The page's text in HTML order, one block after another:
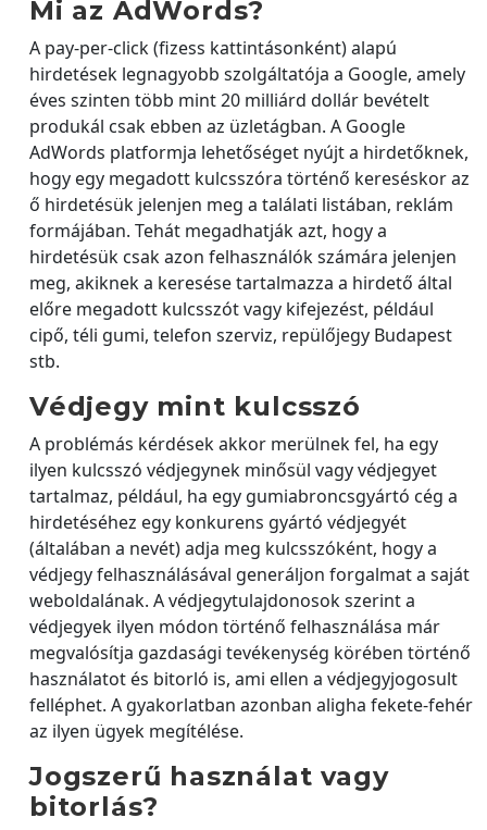
Mi az AdWords?
A pay-per-click (fizess kattintásonként) alapú
hirdetések legnagyobb szolgáltatója a Google, amely
éves szinten több mint 20 milliárd dollár bevételt
produkál csak ebben az üzletágban. A Google
AdWords platformja lehetőséget nyújt a hirdetőknek,
hogy egy megadott kulcsszóra történő kereséskor az
ő hirdetésük jelenjen meg a találati listában, reklám
formájában. Tehát megadhatják azt, hogy a
hirdetésük csak azon felhasználók számára jelenjen
meg, akiknek a keresése tartalmazza a hirdető által
előre megadott kulcsszót vagy kifejezést, például
cipő, téli gumi, telefon szerviz, repülőjegy Budapest
stb.
Védjegy mint kulcsszó
A problémás kérdések akkor merülnek fel, ha egy
ilyen kulcsszó védjegynek minősül vagy védjegyet
tartalmaz, például, ha egy gumiabroncsgyártó cég a
hirdetéséhez egy konkurens gyártó védjegyét
(általában a nevét) adja meg kulcsszóként, hogy a
védjegy felhasználásával generáljon forgalmat a saját
weboldalának. A védjegytulajdonosok szerint a
védjegyek ilyen módon történő felhasználása már
megvalósítja gazdasági tevékenység körében történő
használatot és bitorló is, ami ellen a védjegyjogosult
felléphet. A gyakorlatban azonban aligha fekete-fehér
az ilyen ügyek megítélése.
Jogszerű használat vagy
bitorlás?